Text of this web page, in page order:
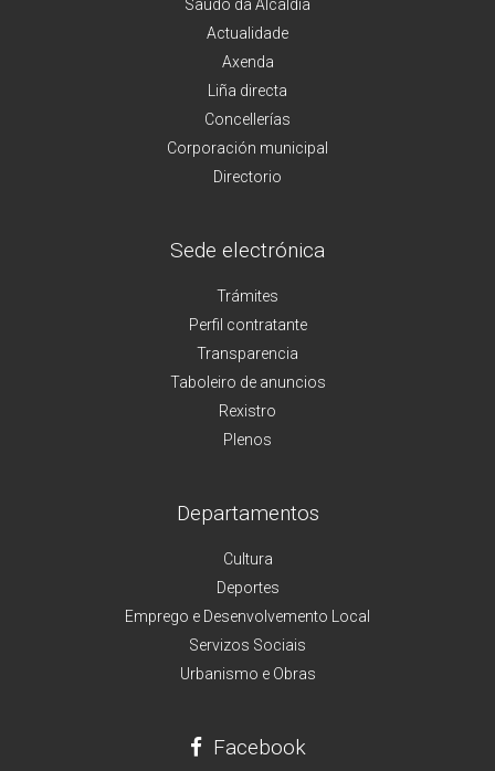
Saúdo da Alcaldía
Actualidade
Axenda
Liña directa
Concellerías
Corporación municipal
Directorio
Sede electrónica
Trámites
Perfil contratante
Transparencia
Taboleiro de anuncios
Rexistro
Plenos
Departamentos
Cultura
Deportes
Emprego e Desenvolvemento Local
Servizos Sociais
Urbanismo e Obras
Facebook